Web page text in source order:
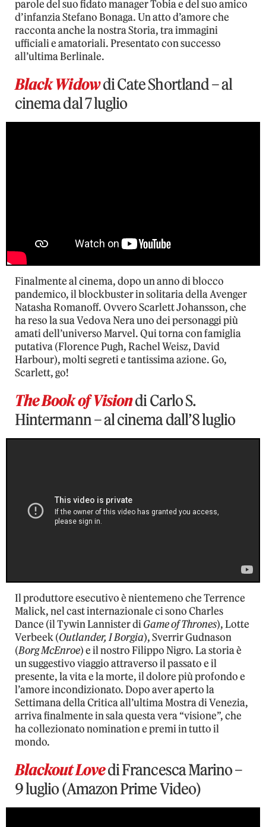
parole del suo fidato manager Tobia e del suo amico
d’infanzia Stefano Bonaga. Un atto d’amore che
racconta anche la nostra Storia, tra immagini
ufficiali e amatoriali. Presentato con successo
all’ultima Berlinale.
Black Widowdi Cate Shortland – al
cinema dal 7 luglio
Finalmente al cinema, dopo un anno di blocco
pandemico, il blockbuster in solitaria della Avenger
Natasha Romanoff. Ovvero Scarlett Johansson, che
ha reso la sua Vedova Nera uno dei personaggi più
amati dell’universo Marvel. Qui torna con famiglia
putativa (Florence Pugh, Rachel Weisz, David
Harbour), molti segreti e tantissima azione. Go,
Scarlett, go!
The Book of Visiondi Carlo S.
Hintermann – al cinema dall’8 luglio
Il produttore esecutivo è nientemeno che Terrence
Malick, nel cast internazionale ci sono Charles
Dance (il Tywin Lannister diGame of Thrones), Lotte
Verbeek (Outlander, I Borgia), Sverrir Gudnason
(Borg McEnroe) e il nostro Filippo Nigro. La storia è
un suggestivo viaggio attraverso il passato e il
presente, la vita e la morte, il dolore più profondo e
l’amore incondizionato. Dopo aver aperto la
Settimana della Critica all’ultima Mostra di Venezia,
arriva finalmente in sala questa vera “visione”, che
ha collezionato nomination e premi in tutto il
mondo.
Blackout Lovedi Francesca Marino –
9 luglio (Amazon Prime Video)